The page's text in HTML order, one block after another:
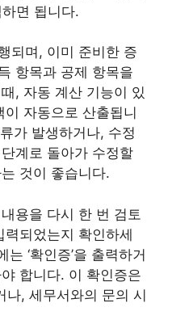
하면 됩니다.
되며, 이미 준비한 증
항목과 공제 항목을
, 자동 계산 기능이 있
자동으로 산출됩니
가 발생하거나, 수정
계로 돌아가 수정할
것이 좋습니다.
용을 다시 한 번 검토
되었는지 확인하세
‘확인증’을 출력하거
합니다. 이 확인증은
나, 세무서와의 문의 시